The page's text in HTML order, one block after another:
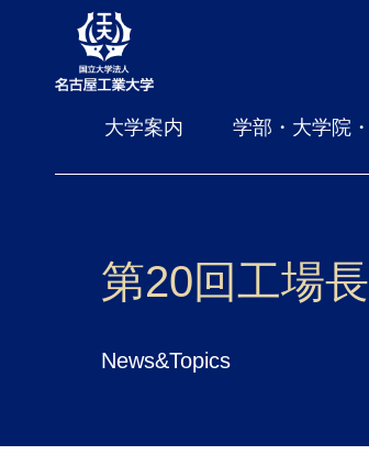
大学案内 学部・大学院
第20回工場
News&Topics